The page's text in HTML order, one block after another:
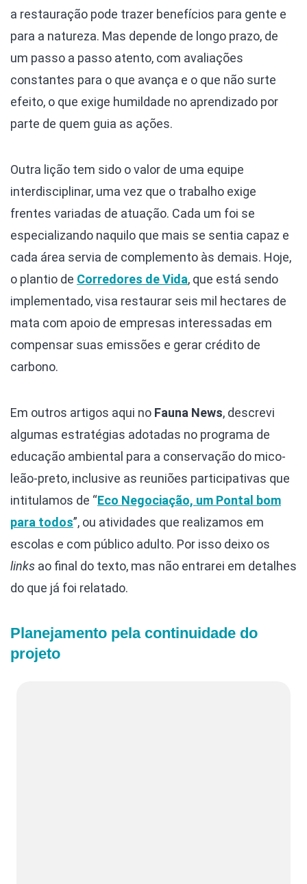
a restauração pode trazer benefícios para gente e
para a natureza. Mas depende de longo prazo, de
um passo a passo atento, com avaliações
constantes para o que avança e o que não surte
efeito, o que exige humildade no aprendizado por
parte de quem guia as ações.
Outra lição tem sido o valor de uma equipe
interdisciplinar, uma vez que o trabalho exige
frentes variadas de atuação. Cada um foi se
especializando naquilo que mais se sentia capaz e
cada área servia de complemento às demais. Hoje,
o plantio de Corredores de Vida, que está sendo
implementado, visa restaurar seis mil hectares de
mata com apoio de empresas interessadas em
compensar suas emissões e gerar crédito de
carbono.
Em outros artigos aqui no Fauna News, descrevi
algumas estratégias adotadas no programa de
educação ambiental para a conservação do mico-
leão-preto, inclusive as reuniões participativas que
intitulamos de “Eco Negociação, um Pontal bom
para todos”, ou atividades que realizamos em
escolas e com público adulto. Por isso deixo os
links ao final do texto, mas não entrarei em detalhes
do que já foi relatado.
Planejamento pela continuidade do
projeto